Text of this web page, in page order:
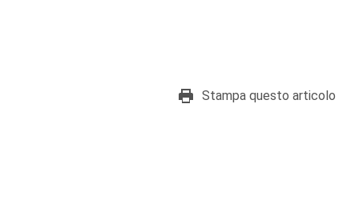
Stampa questo articolo